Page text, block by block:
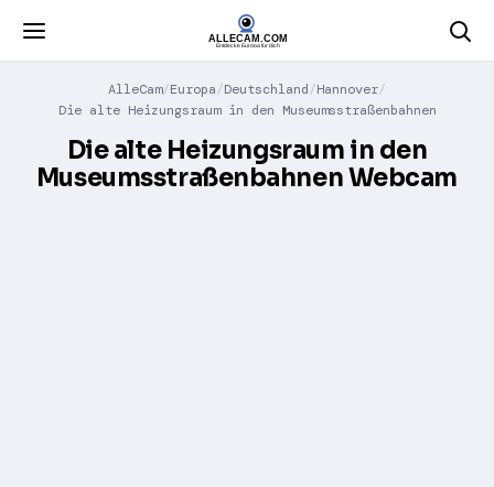
AlleCam Europa Deutschland Hannover
Die alte Heizungsraum in den Museumsstraßenbahnen
Die alte Heizungsraum in den
Museumsstraßenbahnen Webcam